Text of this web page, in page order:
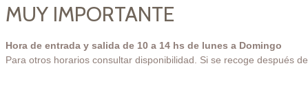
MUY IMPORTANTE
Hora de entrada y salida de 10 a 14 hs de lunes a Domingo
Para otros horarios consultar disponibilidad. Si se recoge después